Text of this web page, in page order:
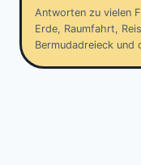
Antworten zu vielen
Erde, Raumfahrt,
Bermudadreieck und